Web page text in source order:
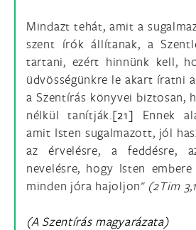
Mindazt tehát, amit a
szent írók állítanak, a
tartani, ezért hinnünk kell,
üdvösségünkre le akart íratni
a Szentírás könyvei biztosan,
nélkül tanítják.[21] Ennek
amit Isten sugalmazott, jól
az érvelésre, a feddésre,
nevelésre, hogy Isten
minden jóra hajoljon" (2Tim
(A Szentírás magyarázata)